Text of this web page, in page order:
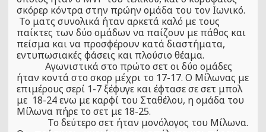
σκόρερ κόντρα στην πρώην ομάδα του τον Ιωνικό.
Το ματς συνολικά ήταν αρκετά καλό με τους
παίκτες των δύο ομάδων να παίζουν με πάθος και
πείσμα και να προσφέρουν κατά διαστήματα,
εντυπωσιακές φάσεις και πλούσιο θέαμα.
Αγωνιστικά στο πρώτο σετ οι δύο ομάδες
ήταν κοντά στο σκορ μέχρι το 17-17. Ο Μίλωνας με
επιμέρους σερί 1-7 ξέφυγε και έφτασε σε σετ μπολ
με 18-24 ενω με καρφί του Σταθέλου, η ομάδα του
Μίλωνα πήρε το σετ με 18-25.
Το δεύτερο σετ ήταν μονόλογος του Μίλωνα.